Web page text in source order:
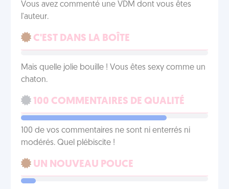
Vous avez commenté une VDM dont vous êtes
l'auteur.
C'EST DANS LA BOÎTE
Mais quelle jolie bouille ! Vous êtes sexy comme un
chaton.
100 COMMENTAIRES DE QUALITÉ
100 de vos commentaires ne sont ni enterrés ni
modérés. Quel plébiscite !
UN NOUVEAU POUCE